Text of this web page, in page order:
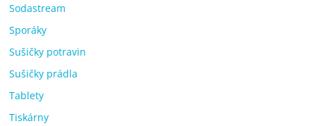
Sodastream
Sporáky
Sušičky potravin
Sušičky prádla
Tablety
Tiskárny